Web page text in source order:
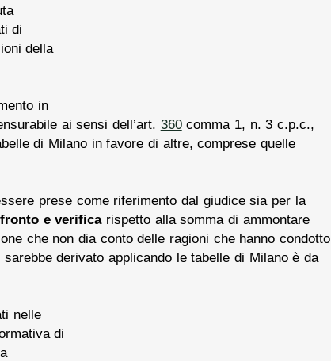
di
della
in
ai sensi dell’art. 360comma 1, n. 3 c.p.c.,
di Milano in favore di altre, comprese quelle
prese come riferimento dal giudice sia per la
e verificarispetto alla somma di ammontare
che non dia conto delle ragioni che hanno condotto
derivato applicando le tabelle di Milano è da
nelle
di